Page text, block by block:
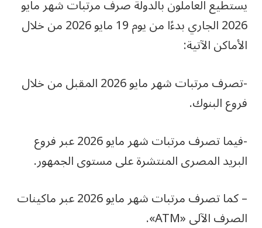
يستطيع العاملون بالدولة صرف مرتبات شهر مايو
2026 الجاري بدءًا من يوم 19 مايو 2026 من خلال
الأماكن الآتية:
-تصرف مرتبات شهر مايو 2026 المقبل من خلال
فروع البنوك.
-فيما تصرف مرتبات شهر مايو 2026 عبر فروع
البريد المصرى المنتشرة على مستوى الجمهور.
– كما تصرف مرتبات شهر مايو 2026 عبر ماكينات
الصرف الآلى «ATM».